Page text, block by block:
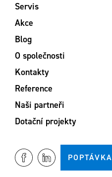
Servis
Akce
Blog
O společnosti
Kontakty
Reference
Naši partneři
Dotační projekty
POPTÁVKA